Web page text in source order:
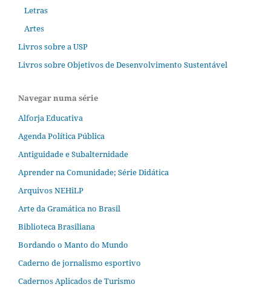
Letras
Artes
Livros sobre a USP
Livros sobre Objetivos de Desenvolvimento Sustentável
Navegar numa série
Alforja Educativa
Agenda Política Pública
Antiguidade e Subalternidade
Aprender na Comunidade; Série Didática
Arquivos NEHiLP
Arte da Gramática no Brasil
Biblioteca Brasiliana
Bordando o Manto do Mundo
Caderno de jornalismo esportivo
Cadernos Aplicados de Turismo